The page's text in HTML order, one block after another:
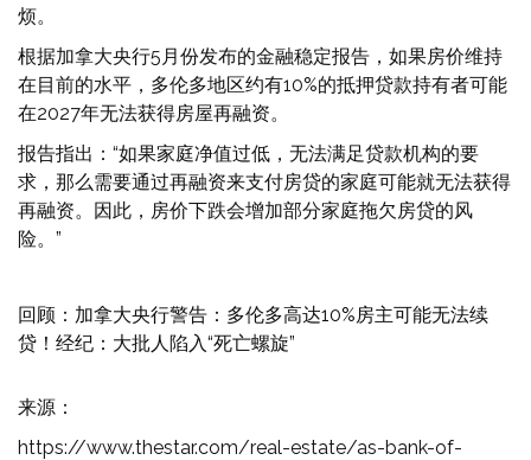
烦。
根据加拿大央行5月份发布的金融稳定报告，如果房价维持
在目前的水平，多伦多地区约有10%的抵押贷款持有者可能
在2027年无法获得房屋再融资。
报告指出：“如果家庭净值过低，无法满足贷款机构的要
求，那么需要通过再融资来支付房贷的家庭可能就无法获得
再融资。因此，房价下跌会增加部分家庭拖欠房贷的风
险。”
回顾： 加拿大央行警告：多伦多高达10%房主可能无法续
贷！经纪：大批人陷入“死亡螺旋”
来源：
https://www.thestar.com/real-estate/as-bank-of-